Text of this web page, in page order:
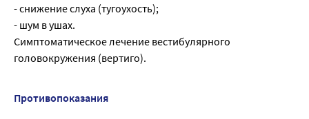
- снижение слуха (тугоухость);
- шум в ушах.
Симптоматическое лечение вестибулярного
головокружения (вертиго).
Противопоказания